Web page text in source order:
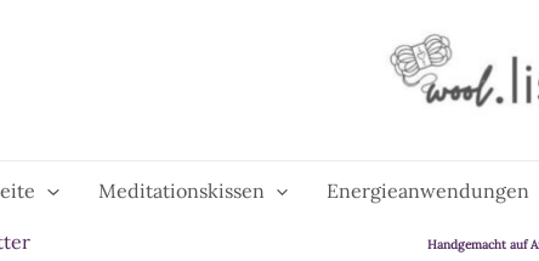
Meditationskissen Energieanwendungen
Handgemacht auf